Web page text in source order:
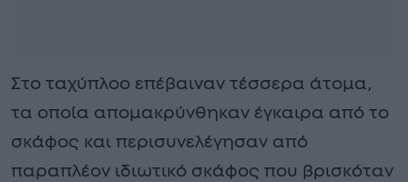
Στο ταχύπλοο επέβαιναν τέσσερα άτομα,
τα οποία απομακρύνθηκαν έγκαιρα από το
σκάφος και περισυνελέγησαν από
παραπλέον ιδιωτικό σκάφος που βρισκόταν